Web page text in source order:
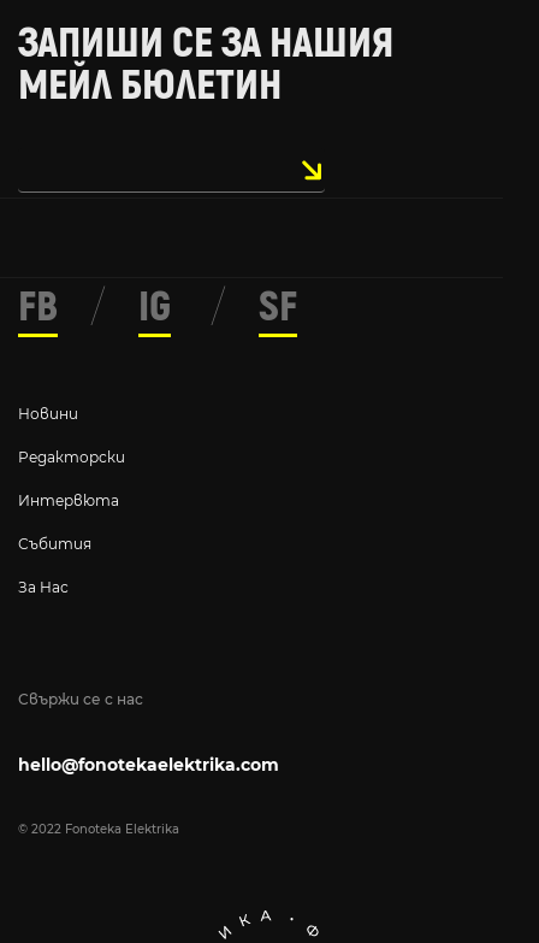
ЗАПИШИ СЕ ЗА НАШИЯ
МЕЙЛ БЮЛЕТИН
Свържи се с нас
hello@fonotekaelektrika.com
© 2022 Fonoteka Elektrika
Новини
Редакторски
Интервюта
Събития
За Нас
FB / IG / SF